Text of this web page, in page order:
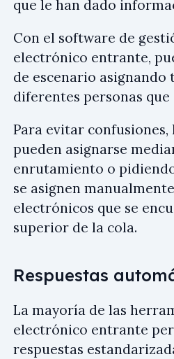
que le han dado
Con el software de
electrónico entrante,
de escenario asignando
diferentes personas
Para evitar confusiones,
pueden asignarse
enrutamiento o
se asignen
electrónicos que se
superior de la cola.
Respuestas
La mayoría de las
electrónico entrante
respuestas